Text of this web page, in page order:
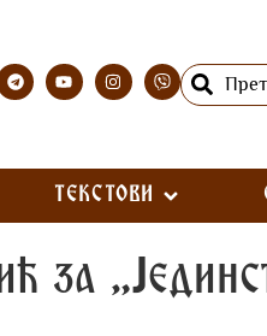
ТЕКСТОВИ
за